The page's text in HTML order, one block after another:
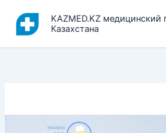
содержимому
KAZMED.KZ медицинский
Казахстана